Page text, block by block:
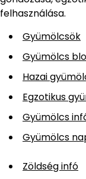
felhasználása.
Gyümölcsök
Gyümölcs
Hazai
Egzotikus
Gyümölcs
Gyümölcs
Zöldség infó